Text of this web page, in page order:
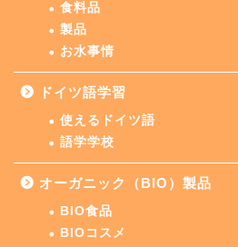
食料品
製品
お水事情
ドイツ語学習
使えるドイツ語
語学学校
オーガニック（BIO）製品
BIO食品
BIOコスメ